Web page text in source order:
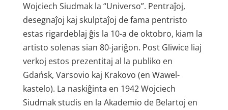
Wojciech Siudmak la “Universo”. Pentraĵoj,
desegnaĵoj kaj skulptaĵoj de fama pentristo
estas rigardeblaj ĝis la 10-a de oktobro, kiam la
artisto solenas sian 80-jariĝon. Post Gliwice liaj
verkoj estos prezentitaj al la publiko en
Gdańsk, Varsovio kaj Krakovo (en Wawel-
kastelo). La naskiĝinta en 1942 Wojciech
Siudmak studis en la Akademio de Belartoj en